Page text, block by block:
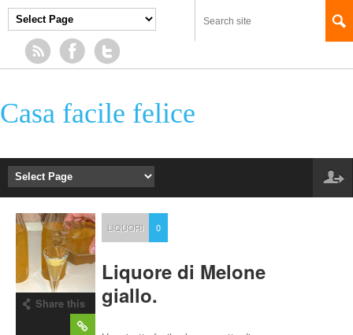
Casa facile felice
Share this
LIQUORI 0
Liquore di Melone
giallo.